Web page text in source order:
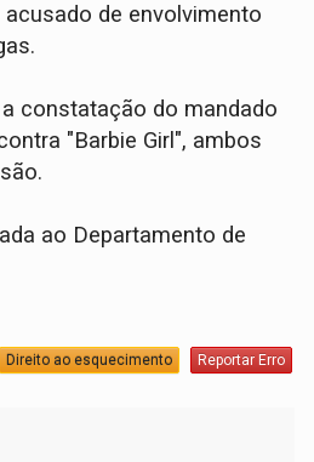
de envolvimento
constatação do mandado
"Barbie Girl", ambos
ao Departamento de
Direito ao esquecimento Reportar Erro